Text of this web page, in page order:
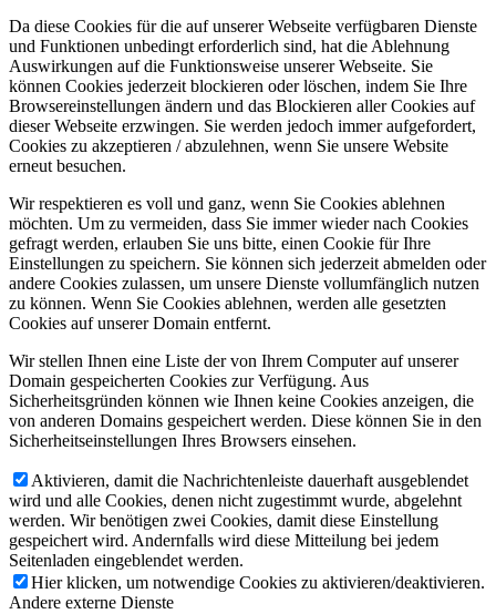
Da diese Cookies für die auf unserer Webseite verfügbaren Dienste
und Funktionen unbedingt erforderlich sind, hat die Ablehnung
Auswirkungen auf die Funktionsweise unserer Webseite. Sie
können Cookies jederzeit blockieren oder löschen, indem Sie Ihre
Browsereinstellungen ändern und das Blockieren aller Cookies auf
dieser Webseite erzwingen. Sie werden jedoch immer aufgefordert,
Cookies zu akzeptieren / abzulehnen, wenn Sie unsere Website
erneut besuchen.
Wir respektieren es voll und ganz, wenn Sie Cookies ablehnen
möchten. Um zu vermeiden, dass Sie immer wieder nach Cookies
gefragt werden, erlauben Sie uns bitte, einen Cookie für Ihre
Einstellungen zu speichern. Sie können sich jederzeit abmelden oder
andere Cookies zulassen, um unsere Dienste vollumfänglich nutzen
zu können. Wenn Sie Cookies ablehnen, werden alle gesetzten
Cookies auf unserer Domain entfernt.
Wir stellen Ihnen eine Liste der von Ihrem Computer auf unserer
Domain gespeicherten Cookies zur Verfügung. Aus
Sicherheitsgründen können wie Ihnen keine Cookies anzeigen, die
von anderen Domains gespeichert werden. Diese können Sie in den
Sicherheitseinstellungen Ihres Browsers einsehen.
Aktivieren, damit die Nachrichtenleiste dauerhaft ausgeblendet
wird und alle Cookies, denen nicht zugestimmt wurde, abgelehnt
werden. Wir benötigen zwei Cookies, damit diese Einstellung
gespeichert wird. Andernfalls wird diese Mitteilung bei jedem
Seitenladen eingeblendet werden.
Hier klicken, um notwendige Cookies zu aktivieren/deaktivieren.
Andere externe Dienste